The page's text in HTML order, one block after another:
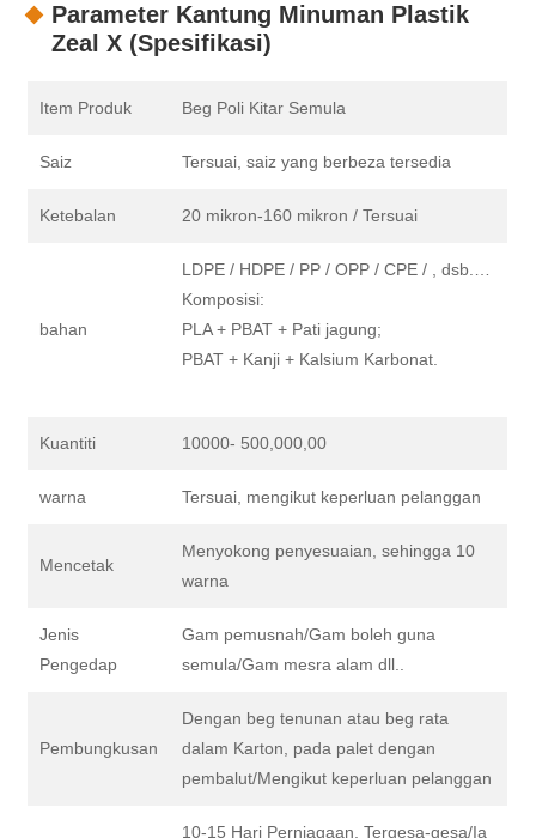
Parameter Kantung Minuman Plastik
Zeal X (Spesifikasi)
Item Produk Beg Poli Kitar Semula
Saiz Tersuai, saiz yang berbeza tersedia
Ketebalan 20 mikron-160 mikron / Tersuai
bahan
LDPE / HDPE / PP / OPP / CPE / , dsb.…
Komposisi:
PLA + PBAT + Pati jagung;
PBAT + Kanji + Kalsium Karbonat.
Kuantiti 10000- 500,000,00
warna Tersuai, mengikut keperluan pelanggan
Mencetak
Menyokong penyesuaian, sehingga 10
warna
Jenis
Pengedap
Gam pemusnah/Gam boleh guna
semula/Gam mesra alam dll..
Pembungkusan
Dengan beg tenunan atau beg rata
dalam Karton, pada palet dengan
pembalut/Mengikut keperluan pelanggan
10-15 Hari Perniagaan, Tergesa-gesa/Ia